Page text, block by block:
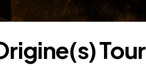
Tour